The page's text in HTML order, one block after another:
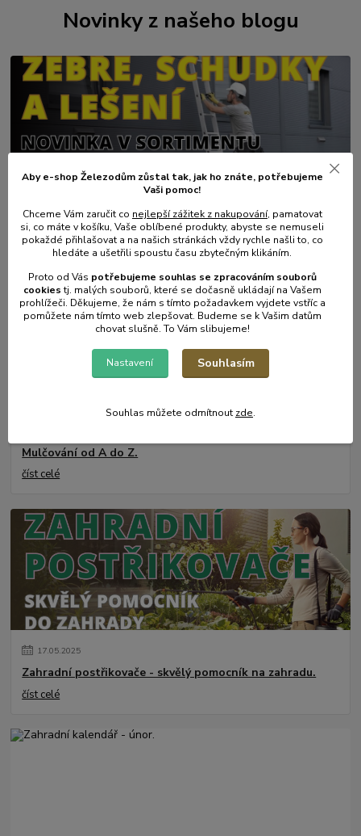
Novinky z našeho blogu
💥 Stali jsme se přímým dovozcem hliníkových žebřů a
lešení.
číst celé
Mulčování od A do Z.
číst celé
17.05.2025
Zahradní postřikovače - skvělý pomocník na zahradu.
číst celé
Aby e-shop Železodům zůstal tak, jak ho znáte, potřebujeme
Vaši pomoc!
Chceme Vám zaručit co nejlepší zážitek z nakupování, pamatovat
si, co máte v košíku, Vaše oblíbené produkty, abyste se nemuseli
pokaždé přihlašovat a na našich stránkách vždy rychle našli to, co
hledáte a ušetřili spoustu času zbytečným klikáním.
Proto od Vás potřebujeme souhlas se zpracováním souborů
cookiestj. malých souborů, které se dočasně ukládají na Vašem
prohlížeči. Děkujeme, že nám s tímto požadavkem vyjdete vstříc a
pomůžete nám tímto web zlepšovat. Budeme se k Vašim datům
chovat slušně. To Vám slibujeme!
Nastavení Souhlasím
Souhlas můžete odmítnout zde.